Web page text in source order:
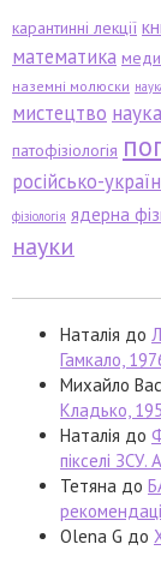
карантинні лекції
математика
наземні молюски
мистецтво
патофізіологія
російсько-
фізіологія ядерна
науки
Наталія до
Гамкало,
Михайло
Кладько,
Наталія до
пікселі
Тетяна до
Olena G до